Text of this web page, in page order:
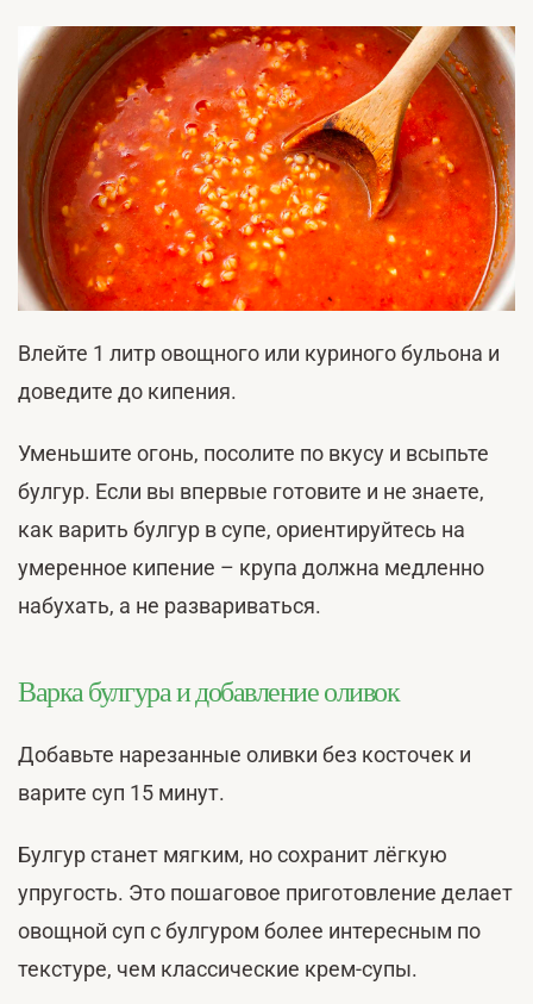
Влейте 1 литр овощного или куриного бульона и
доведите до кипения.
Уменьшите огонь, посолите по вкусу и всыпьте
булгур. Если вы впервые готовите и не знаете,
как варить булгур в супе, ориентируйтесь на
умеренное кипение – крупа должна медленно
набухать, а не развариваться.
Варка булгура и добавление оливок
Добавьте нарезанные оливки без косточек и
варите суп 15 минут.
Булгур станет мягким, но сохранит лёгкую
упругость. Это пошаговое приготовление делает
овощной суп с булгуром более интересным по
текстуре, чем классические крем-супы.